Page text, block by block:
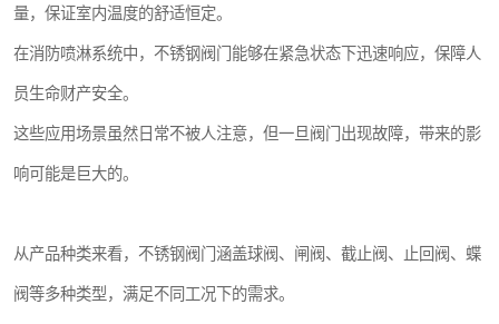
量，保证室内温度的舒适恒定。
在消防喷淋系统中，不锈钢阀门能够在紧急状态下迅速响应，保障人
员生命财产安全。
这些应用场景虽然日常不被人注意，但一旦阀门出现故障，带来的影
响可能是巨大的。
从产品种类来看，不锈钢阀门涵盖球阀、闸阀、截止阀、止回阀、蝶
阀等多种类型，满足不同工况下的需求。